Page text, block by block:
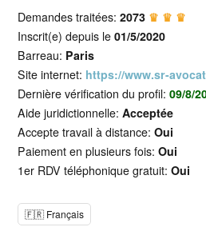
Demandes traitées:2073 ♛ ♛ ♛
Inscrit(e) depuis le01/5/2020
Barreau: Paris
Site internet: https://www.sr-
Dernière vérification du profil:09/8/
Aide juridictionnelle:Acceptée
Accepte travail à distance:Oui
Paiement en plusieurs fois:Oui
1er RDV téléphonique gratuit:Oui
🇫🇷 Français